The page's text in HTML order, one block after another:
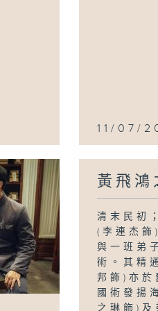
11/07/
黃飛鴻
清末民初
(李連杰飾
與一班弟
術。其精
邦飾)亦於
國術發揚
之琳飾)及